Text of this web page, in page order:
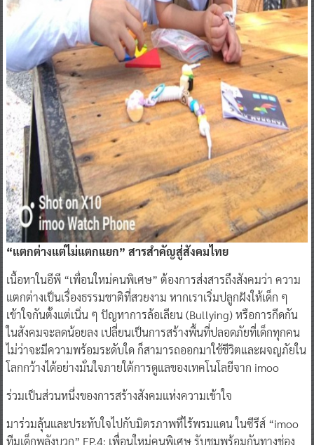
“แตกต่างแต่ไม่แตกแยก” สารสำคัญสู่สังคมไทย
เนื้อหาในอีพี “เพื่อนใหม่คนพิเศษ” ต้องการส่งสารถึงสังคมว่า ความ
แตกต่างเป็นเรื่องธรรมชาติที่สวยงาม หากเราเริ่มปลูกฝังให้เด็ก ๆ
เข้าใจกันตั้งแต่เนิ่น ๆ ปัญหาการล้อเลียน (Bullying) หรือการกีดกัน
ในสังคมจะลดน้อยลง เปลี่ยนเป็นการสร้างพื้นที่ปลอดภัยที่เด็กทุกคน
ไม่ว่าจะมีความพร้อมระดับใด ก็สามารถออกมาใช้ชีวิตและผจญภัยใน
โลกกว้างได้อย่างมั่นใจภายใต้การดูแลของเทคโนโลยีจาก imoo
ร่วมเป็นส่วนหนึ่งของการสร้างสังคมแห่งความเข้าใจ
มาร่วมลุ้นและประทับใจไปกับมิตรภาพที่ไร้พรมแดน ในซีรีส์ “imoo
ทีมเด็กพลังบวก” EP.4: เพื่อนใหม่คนพิเศษ รับชมพร้อมกันทางช่อง